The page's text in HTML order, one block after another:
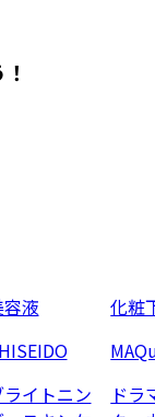
液
ライトニン
化粧
ドラ